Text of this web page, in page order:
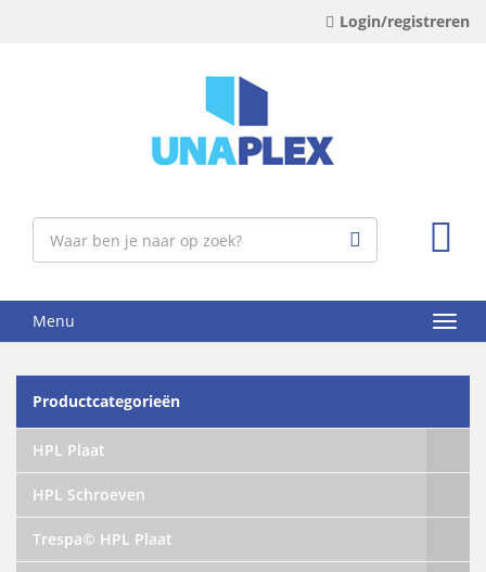
Login/registreren
Menu
Productcategorieën
HPL Plaat
HPL Schroeven
Trespa© HPL Plaat